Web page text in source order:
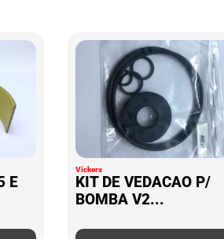
E
Vickers
KIT DE VEDACAO P/
BOMBA V2...